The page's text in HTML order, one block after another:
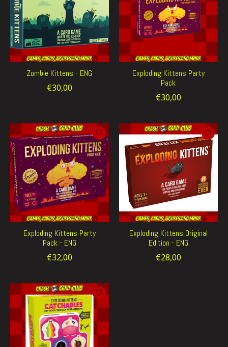
Zombie Kittens - ENG
€30,00
Exploding Kittens Party
Pack
€30,00
Exploding Kittens Party
Pack - ENG
€32,00
Exploding Kittens Original
Edition - ENG
€28,00